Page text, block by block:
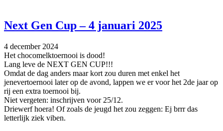
Next Gen Cup – 4 januari 2025
4 december 2024
Het chocomelktoernooi is dood!
Lang leve de NEXT GEN CUP!!!
Omdat de dag anders maar kort zou duren met enkel het
jenevertoernooi later op de avond, lappen we er voor het 2de jaar op
rij een extra toernooi bij.
Niet vergeten: inschrijven voor 25/12.
Driewerf hoera! Of zoals de jeugd het zou zeggen: Ej brrr das
letterlijk ziek viben.